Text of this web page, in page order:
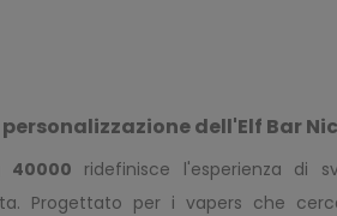
dell'Elf Bar
40000 ridefinisce l'esperienza di
Progettato per i vapers che